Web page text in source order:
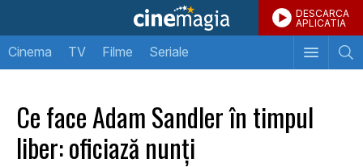
DESCARCA
APLICATIA
Cinema TV Filme Seriale
Ce face Adam Sandler în timpul
liber: oficiază nunţi